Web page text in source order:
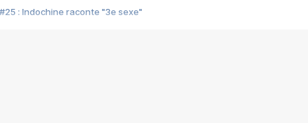
#25 : Indochine raconte "3e sexe"